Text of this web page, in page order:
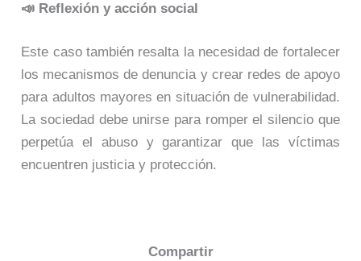
📣 Reflexión y acción social
Este caso también resalta la necesidad de fortalecer
los mecanismos de denuncia y crear redes de apoyo
para adultos mayores en situación de vulnerabilidad.
La sociedad debe unirse para romper el silencio que
perpetúa el abuso y garantizar que las víctimas
encuentren justicia y protección.
Compartir